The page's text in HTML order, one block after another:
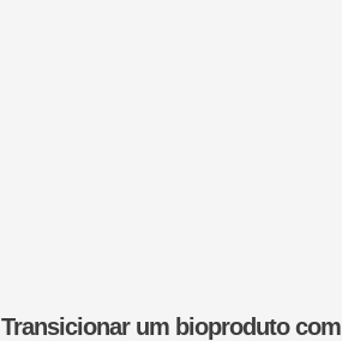
Transicionar um bioproduto com